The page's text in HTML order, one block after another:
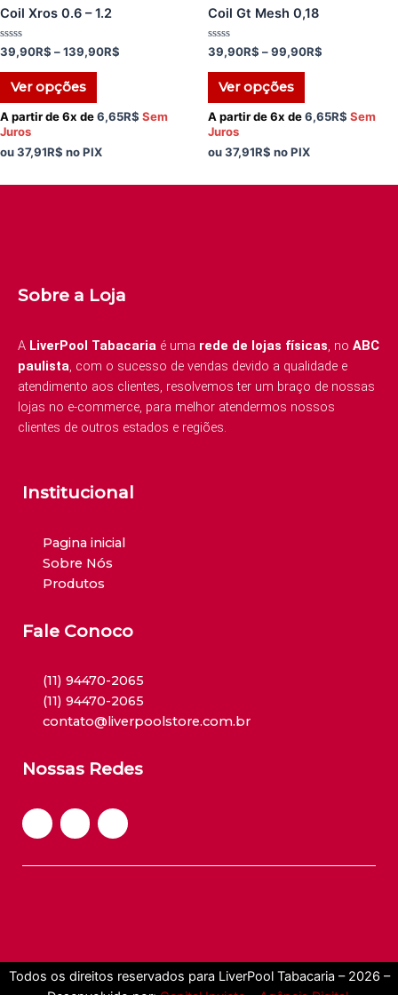
Coil Xros 0.6 – 1.2
Avaliação
de
39,90R$ –139,90R$
Ver opções
A partir de 6x de6,65R$ Sem
Juros
ou37,91R$ no PIX
Coil Gt Mesh 0,18
Avaliação
de
39,90R$ –99,90R$
Ver opções
A partir de 6x de6,65R$ Sem
Juros
ou37,91R$ no PIX
Sobre a Loja
A LiverPool Tabacaria é uma rede de lojas físicas, no ABC
paulista, com o sucesso de vendas devido a qualidade e
atendimento aos clientes, resolvemos ter um braço de nossas
lojas no e-commerce, para melhor atendermos nossos
clientes de outros estados e regiões.
Institucional
Pagina inicial
Sobre Nós
Produtos
Fale Conoco
(11) 94470-2065
(11) 94470-2065
contato@liverpoolstore.com.br
Nossas Redes
Todos os direitos reservados para LiverPool Tabacaria – 2026 –